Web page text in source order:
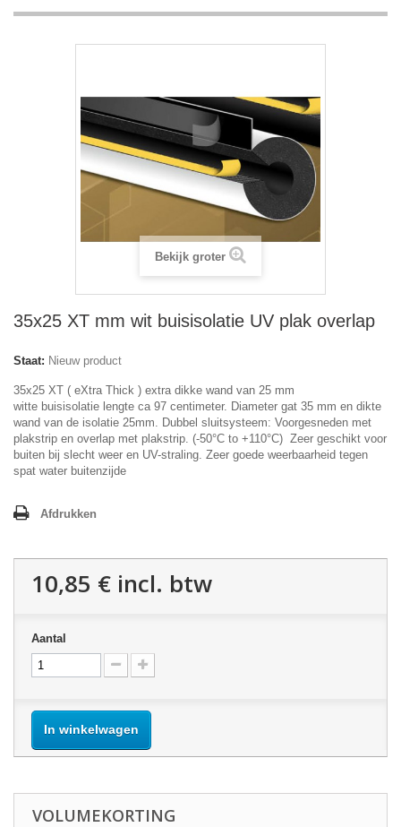
Bekijk groter
35x25 XT mm wit buisisolatie UV plak overlap
Staat: Nieuw product
35x25 XT ( eXtra Thick ) extra dikke wand van 25 mm
witte buisisolatie lengte ca 97 centimeter. Diameter gat 35 mm en dikte
wand van de isolatie 25mm. Dubbel sluitsysteem: Voorgesneden met
plakstrip en overlap met plakstrip. (-50°C to +110°C) Zeer geschikt voor
buiten bij slecht weer en UV-straling. Zeer goede weerbaarheid tegen
spat water buitenzijde
Afdrukken
10,85 € incl. btw
Aantal
In winkelwagen
VOLUMEKORTING